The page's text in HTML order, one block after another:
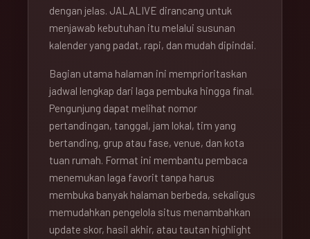
dengan jelas. JALALIVE dirancang untuk
menjawab kebutuhan itu melalui susunan
kalender yang padat, rapi, dan mudah dipindai.
Bagian utama halaman ini memprioritaskan
jadwal lengkap dari laga pembuka hingga final.
Pengunjung dapat melihat nomor
pertandingan, tanggal, jam lokal, tim yang
bertanding, grup atau fase, venue, dan kota
tuan rumah. Format ini membantu pembaca
menemukan laga favorit tanpa harus
membuka banyak halaman berbeda, sekaligus
memudahkan pengelola situs menambahkan
update skor, hasil akhir, atau tautan highlight